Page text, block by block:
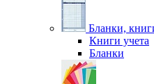
Бланки,
Книги учета
Бланки